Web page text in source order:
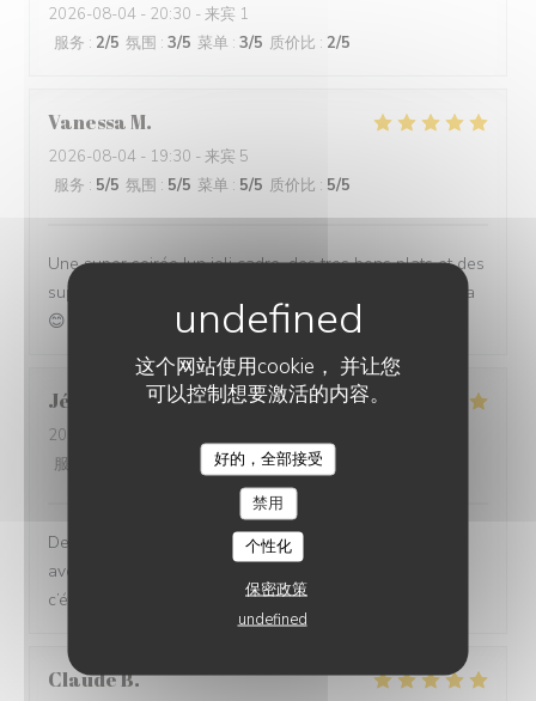
这个网站使用cookie， 并让您
可以控制想要激活的内容。
好的，全部接受
禁用
个性化
保密政策
undefined
2026-08-04 - 20:30 - 来宾 1
服务 : 2/5 氛围 : 3/5 菜单 : 3/5 质价比 : 2/5
VanessaM
2026-08-04 - 19:30 - 来宾 5
服务 : 5/5 氛围 : 5/5 菜单 : 5/5 质价比 : 5/5
Une super soirée !un joli cadre, des tres bons plats et des
super serveuses sympas et souriante!merci on reviendra
😊
Jérôme
2026-08-02
服务
菜单:5 /5 质价比:
Des plats d’une très grande qualité, et copieux. Nous
avons pris une salade, du poulpe et des tagliatelles,
c’était excellent.
ClaudeB
BASTA COSI !